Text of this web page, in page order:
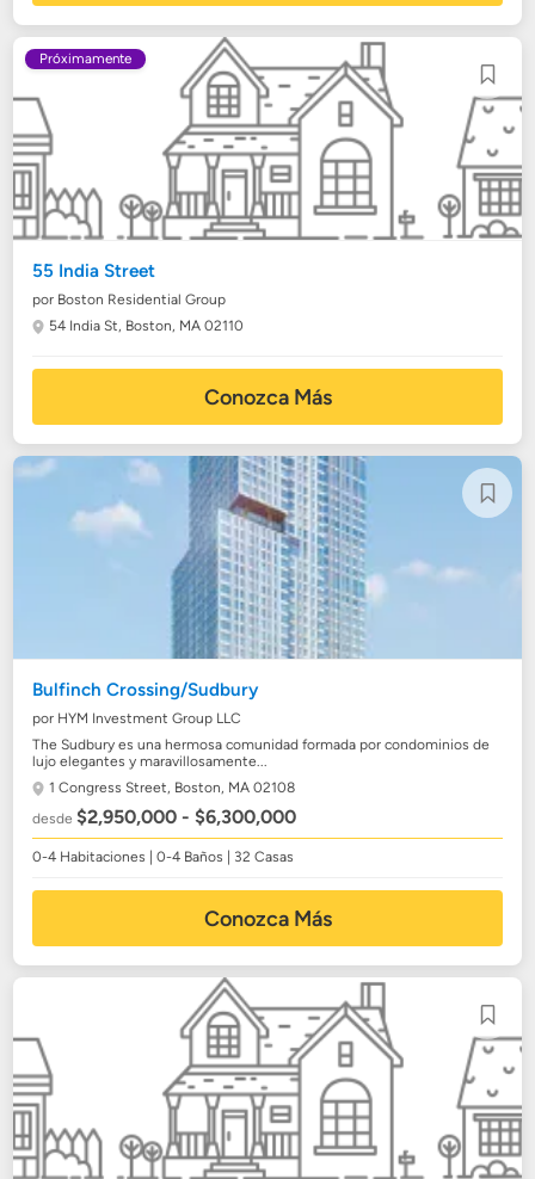
Próximamente
55 India Street
por Boston Residential Group
54 India St, Boston, MA 02110
Conozca Más
Bulfinch Crossing/Sudbury
por HYM Investment Group LLC
The Sudbury es una hermosa comunidad formada por condominios de
lujo elegantes y maravillosamente...
1 Congress Street, Boston, MA 02108
desde$2,950,000 - $6,300,000
0-4 Habitaciones | 0-4 Baños | 32 Casas
Conozca Más